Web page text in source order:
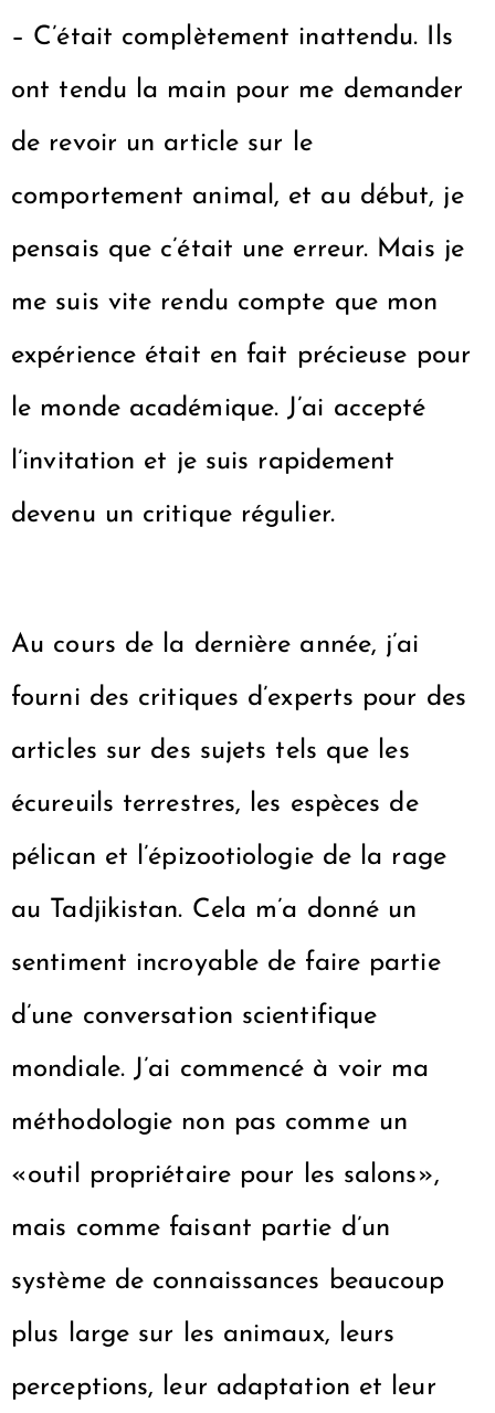
– C’était complètement inattendu. Ils
ont tendu la main pour me demander
de revoir un article sur le
comportement animal, et au début, je
pensais que c’était une erreur. Mais je
me suis vite rendu compte que mon
expérience était en fait précieuse pour
le monde académique. J’ai accepté
l’invitation et je suis rapidement
devenu un critique régulier.
Au cours de la dernière année, j’ai
fourni des critiques d’experts pour des
articles sur des sujets tels que les
écureuils terrestres, les espèces de
pélican et l’épizootiologie de la rage
au Tadjikistan. Cela m’a donné un
sentiment incroyable de faire partie
d’une conversation scientifique
mondiale. J’ai commencé à voir ma
méthodologie non pas comme un
«outil propriétaire pour les salons»,
mais comme faisant partie d’un
système de connaissances beaucoup
plus large sur les animaux, leurs
perceptions, leur adaptation et leur